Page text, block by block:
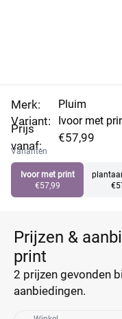
Merk:
Variant:
Prijs
vanaf:
Pluim
Ivoor met
€57,99
Varianten
Ivoor met print
€57,99
Prijzen &
print
2 prijzen gevonden
aanbiedingen.